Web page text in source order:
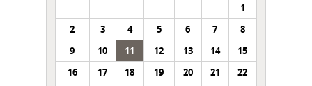
1
2
3 4 5 6 7
8
9
10 11 12 13 14
15
16
17 18 19 20 21
22